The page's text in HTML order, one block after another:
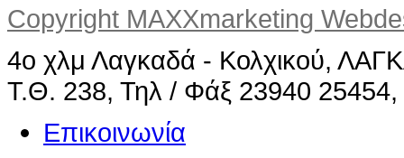
Copyright MAXXmarketing
4ο χλμ Λαγκαδά - Κολχικού,
Τ.Θ. 238, Τηλ / Φάξ 23940 25454,
Επικοινωνία